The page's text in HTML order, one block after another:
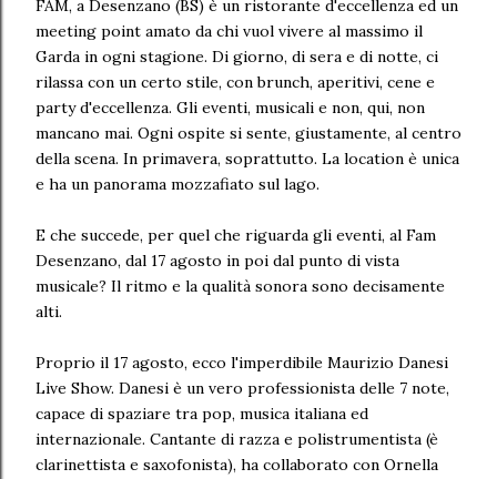
FAM, a Desenzano (BS) è un ristorante d'eccellenza ed un
meeting point amato da chi vuol vivere al massimo il
Garda in ogni stagione. Di giorno, di sera e di notte, ci
rilassa con un certo stile, con brunch, aperitivi, cene e
party d'eccellenza. Gli eventi, musicali e non, qui, non
mancano mai. Ogni ospite si sente, giustamente, al centro
della scena. In primavera, soprattutto. La location è unica
e ha un panorama mozzafiato sul lago.
E che succede, per quel che riguarda gli eventi, al Fam
Desenzano, dal 17 agosto in poi dal punto di vista
musicale? Il ritmo e la qualità sonora sono decisamente
alti.
Proprio il 17 agosto, ecco l'imperdibile Maurizio Danesi
Live Show. Danesi è un vero professionista delle 7 note,
capace di spaziare tra pop, musica italiana ed
internazionale. Cantante di razza e polistrumentista (è
clarinettista e saxofonista), ha collaborato con Ornella